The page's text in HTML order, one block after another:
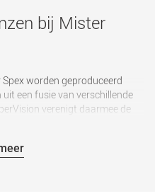
bij Mister
worden geproduceerd
een fusie van verschillende
verenigt daarmee de